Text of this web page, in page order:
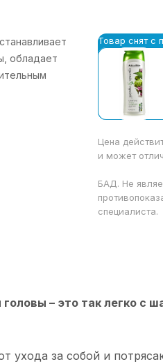
обладает
Товар снят с
Цена
и может
БАД. Не
специалиста.
– это так легко с
ухода за собой и